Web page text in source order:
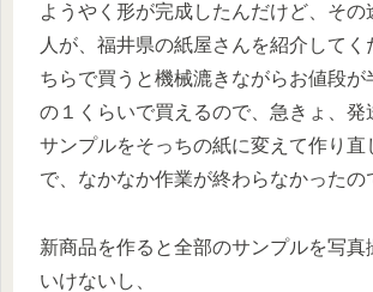
ようやく形が完成したんだけど、その
人が、福井県の紙屋さんを紹介してく
ちらで買うと機械漉きながらお値段が
の１くらいで買えるので、急きょ、発
サンプルをそっちの紙に変えて作り直
で、なかなか作業が終わらなかったの
新商品を作ると全部のサンプルを写真
いけないし、